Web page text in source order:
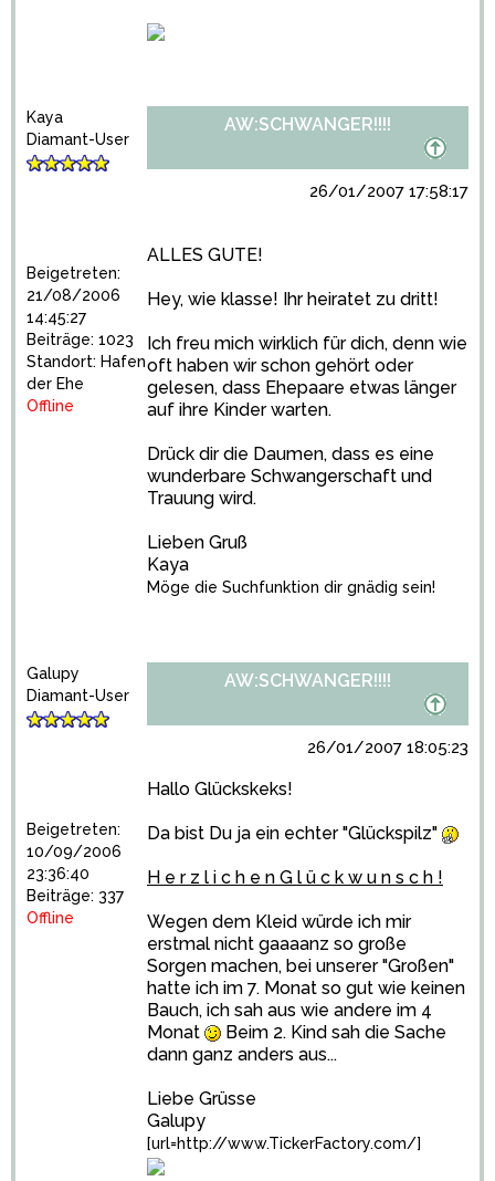
Kaya
Diamant-User
Beigetreten:
21/08/2006
14:45:27
Beiträge: 1023
Standort: Hafen
der Ehe
Offline
AW:SCHWANGER!!!!
26/01/2007 17:58:17
ALLES GUTE!
Hey, wie klasse! Ihr heiratet zu dritt!
Ich freu mich wirklich für dich, denn wie
oft haben wir schon gehört oder
gelesen, dass Ehepaare etwas länger
auf ihre Kinder warten.
Drück dir die Daumen, dass es eine
wunderbare Schwangerschaft und
Trauung wird.
Lieben Gruß
Kaya
Möge die Suchfunktion dir gnädig sein!
Galupy
Diamant-User
Beigetreten:
10/09/2006
23:36:40
Beiträge: 337
Offline
AW:SCHWANGER!!!!
26/01/2007 18:05:23
Hallo Glückskeks!
Da bist Du ja ein echter "Glückspilz"
H e r z l i c h e n G l ü c k w u n s c h !
Wegen dem Kleid würde ich mir
erstmal nicht gaaaanz so große
Sorgen machen, bei unserer "Großen"
hatte ich im 7. Monat so gut wie keinen
Bauch, ich sah aus wie andere im 4
Monat
Beim 2. Kind sah die Sache
dann ganz anders aus...
Liebe Grüsse
Galupy
[url=http://www.TickerFactory.com/]